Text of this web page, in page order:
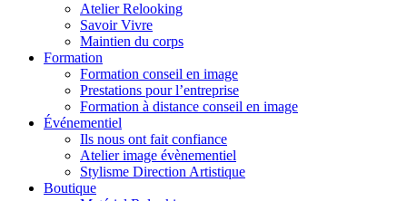
Atelier Relooking
Savoir Vivre
Maintien du corps
Formation
Formation conseil en image
Prestations pour l’entreprise
Formation à distance conseil en image
Événementiel
Ils nous ont fait confiance
Atelier image évènementiel
Stylisme Direction Artistique
Boutique